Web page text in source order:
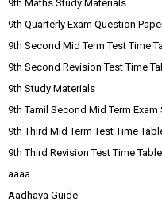
9th Maths Study Materials
9th Quarterly Exam Question
9th Second Mid Term Test Time
9th Second Revision Test Time
9th Study Materials
9th Tamil Second Mid Term
9th Third Mid Term Test Time
9th Third Revision Test Time Table
aaaa
Aadhava Guide